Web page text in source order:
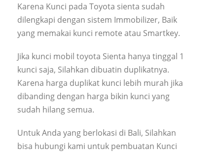
Karena Kunci pada Toyota sienta sudah
dilengkapi dengan sistem Immobilizer, Baik
yang memakai kunci remote atau Smartkey.
Jika kunci mobil toyota Sienta hanya tinggal 1
kunci saja, Silahkan dibuatin duplikatnya.
Karena harga duplikat kunci lebih murah jika
dibanding dengan harga bikin kunci yang
sudah hilang semua.
Untuk Anda yang berlokasi di Bali, Silahkan
bisa hubungi kami untuk pembuatan Kunci